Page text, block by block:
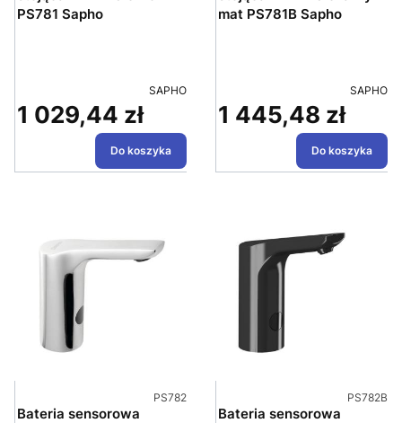
PS781 Sapho
PRODUCENT
SAPHO
Cena
1 029,44 zł
Do koszyka
mat PS781B Sapho
SAPHO
Cena
1 445,48 zł
Do koszyka
Kod produktu
PS782
Bateria sensorowa
Kod
PS782B
Bateria sensorowa